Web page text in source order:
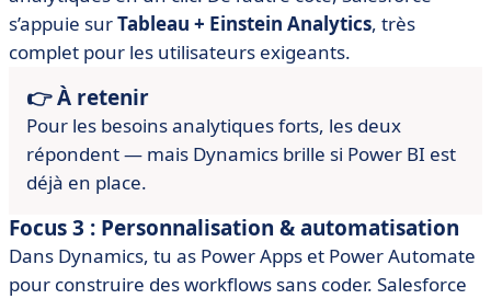
s’appuie surTableau + Einstein Analytics, très
complet pour les utilisateurs exigeants.
👉 À retenir
Pour les besoins analytiques forts, les deux
répondent — mais Dynamics brille si Power BI est
déjà en place.
Focus 3 : Personnalisation & automatisation
Dans Dynamics, tu as Power Apps et Power Automate
pour construire des workflows sans coder. Salesforce